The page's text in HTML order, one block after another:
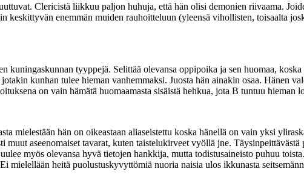
Clericistä liikkuu paljon huhuja, että hän olisi demonien riivaama.
keskittyvän enemmän muiden rauhoitteluun (yleensä vihollisten, toisaalta
tyyppejä. Selittää olevansa oppipoika ja sen huomaa,
kunhan tulee hieman vanhemmaksi. Juosta hän ainakin osaa. Hänen
on vain hämätä huomaamasta sisäistä hehkua, jota B tuntuu hieman
mielestään hän on oikeastaan aliaseistettu koska hänellä on vain yksi
aseenomaiset tavarat, kuten taistelukirveet vyöllä jne.
myös olevansa hyvä tietojen hankkija, mutta todistusaineisto puhuu
mielellään heitä puolustuskyvyttömiä nuoria naisia ulos ikkunasta